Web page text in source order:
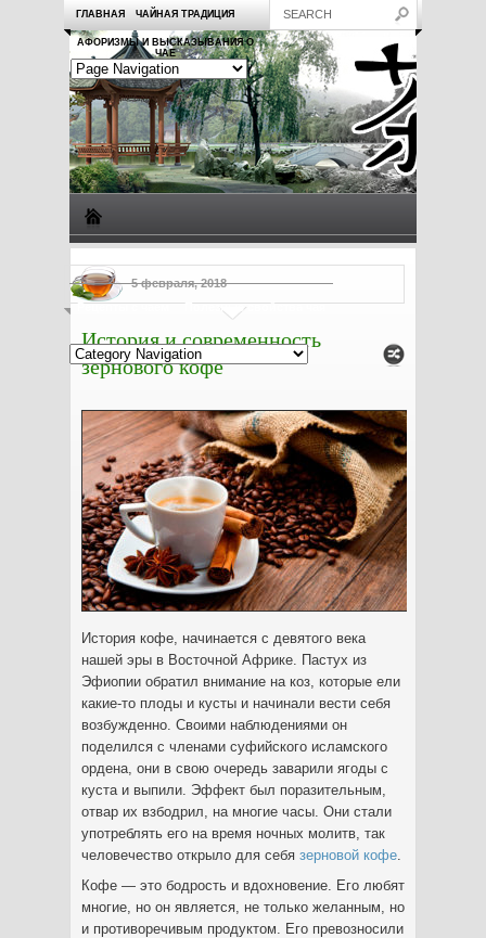
ГЛАВНАЯ ЧАЙНАЯ ТРАДИЦИЯ
АФОРИЗМЫ И ВЫСКАЗЫВАНИЯ О
ЧАЕ
Рецепты с чаем Полезные свойства чая
5 февраля, 2018
История и современность
зернового кофе
История кофе, начинается с девятого века
нашей эры в Восточной Африке. Пастух из
Эфиопии обратил внимание на коз, которые ели
какие-то плоды и кусты и начинали вести себя
возбужденно. Своими наблюдениями он
поделился с членами суфийского исламского
ордена, они в свою очередь заварили ягоды с
куста и выпили. Эффект был поразительным,
отвар их взбодрил, на многие часы. Они стали
употреблять его на время ночных молитв, так
человечество открыло для себя зерновой кофе.
Кофе — это бодрость и вдохновение. Его любят
многие, но он является, не только желанным, но
и противоречивым продуктом. Его превозносили